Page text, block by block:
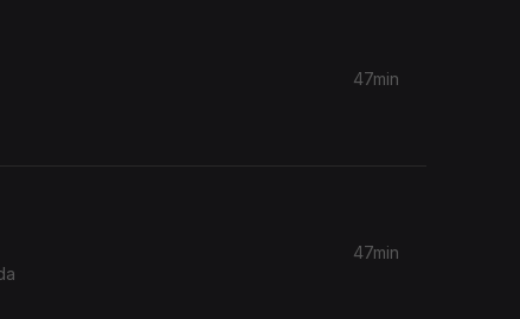
47min
47min